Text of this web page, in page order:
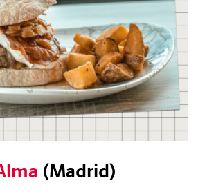
(Madrid)